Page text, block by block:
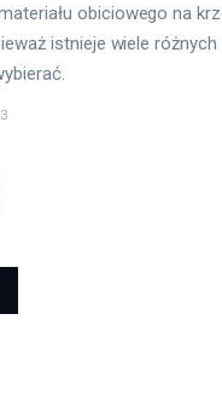
obiciowego na
istnieje wiele różnych